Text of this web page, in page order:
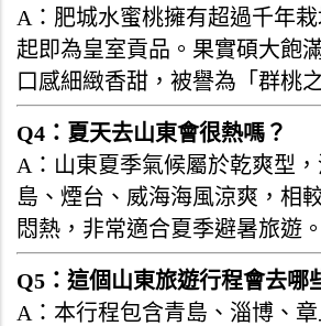
A：肥城水蜜桃擁有超過千年
起即為皇室貢品。果實碩大飽
口感細緻香甜，被譽為「群桃
Q4：夏天去山東會很熱嗎？
A：山東夏季氣候屬於乾爽型
島、煙台、威海海風涼爽，相
悶熱，非常適合夏季避暑旅遊。
Q5：這個山東旅遊行程會去哪
A：本行程包含青島、淄博、